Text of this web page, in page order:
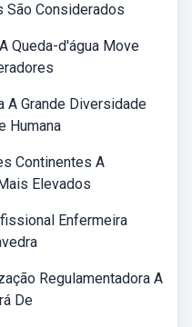
São Considerados
Queda-d'água Move
A Grande Diversidade
Humana
Continentes A
Elevados
Enfermeira
Regulamentadora A
De